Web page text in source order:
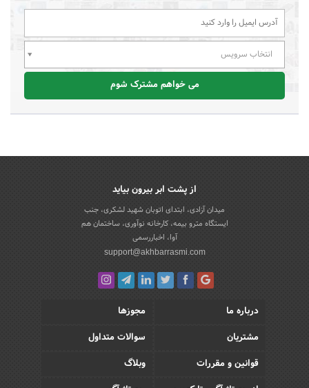
انتخاب سرویس
می خواهم مشترک شوم
از پشت ابر بیرون بیاید
میدان آزادی، ابتدای اتوبان شهید لشکری، جنب
ایستگاه مترو بیمه، کارخانه نوآوری، ساختمان هم
آوا، اخباررسمی
support@akhbarrasmi.com
درباره ما
مجوزها
مشتریان
سوالات متداول
قوانین و مقررات
وبلاگ